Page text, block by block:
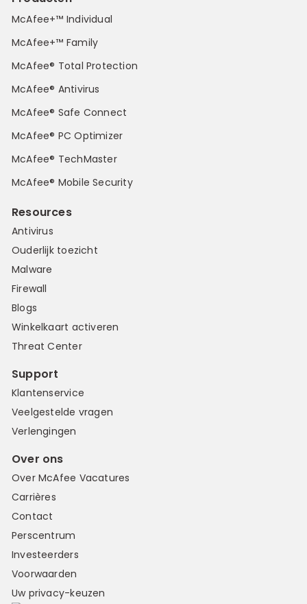
McAfee+™ Individual
McAfee+™ Family
McAfee® Total Protection
McAfee® Antivirus
McAfee® Safe Connect
McAfee® PC Optimizer
McAfee® TechMaster
McAfee® Mobile Security
Resources
Antivirus
Ouderlijk toezicht
Malware
Firewall
Blogs
Winkelkaart activeren
Threat Center
Support
Klantenservice
Veelgestelde vragen
Verlengingen
Over ons
Over McAfee Vacatures
Carrières
Contact
Perscentrum
Investeerders
Voorwaarden
Uw privacy-keuzen